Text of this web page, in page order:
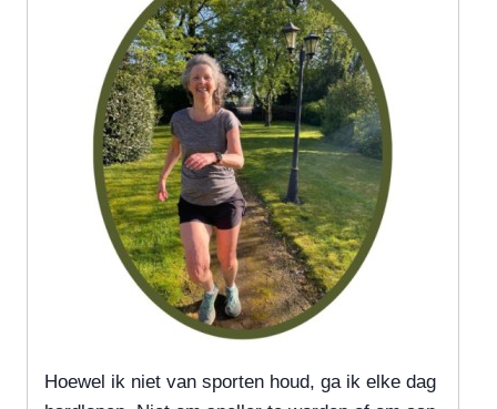
Hoewel ik niet van sporten houd, ga ik elke dag